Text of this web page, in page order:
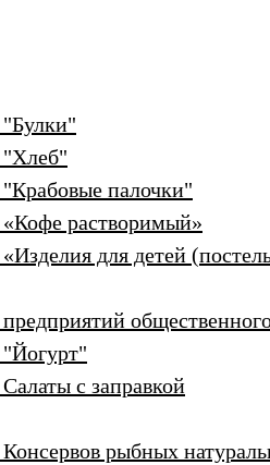
"Булки"
"Хлеб"
"Крабовые палочки"
«Кофе растворимый»
для детей
"Йогурт"
с заправкой
рыбных